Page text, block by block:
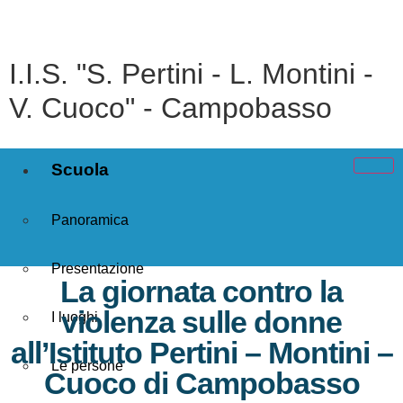
I.I.S. "S. Pertini - L. Montini -
V. Cuoco" - Campobasso
Scuola
Panoramica
Presentazione
I luoghi
Le persone
La giornata contro la
violenza sulle donne
all’Istituto Pertini – Montini –
Cuoco di Campobasso